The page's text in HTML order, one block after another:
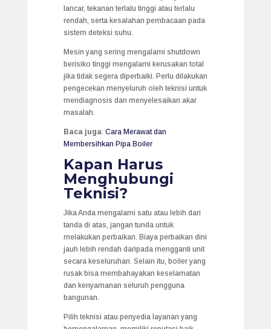
lancar, tekanan terlalu tinggi atau terlalu
rendah, serta kesalahan pembacaan pada
sistem deteksi suhu.
Mesin yang sering mengalami shutdown
berisiko tinggi mengalami kerusakan total
jika tidak segera diperbaiki. Perlu dilakukan
pengecekan menyeluruh oleh teknisi untuk
mendiagnosis dan menyelesaikan akar
masalah.
Baca juga: Cara Merawat dan
Membersihkan Pipa Boiler
Kapan Harus
Menghubungi
Teknisi?
Jika Anda mengalami satu atau lebih dari
tanda di atas, jangan tunda untuk
melakukan perbaikan. Biaya perbaikan dini
jauh lebih rendah daripada mengganti unit
secara keseluruhan. Selain itu, boiler yang
rusak bisa membahayakan keselamatan
dan kenyamanan seluruh pengguna
bangunan.
Pilih teknisi atau penyedia layanan yang